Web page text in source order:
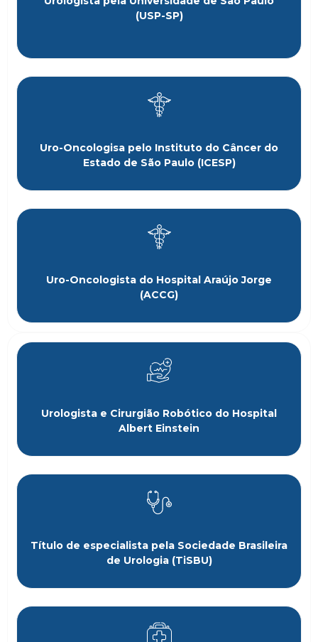
(USP-SP)
Uro-Oncologisa pelo Instituto do Câncer do
Estado de São Paulo (ICESP)
Uro-Oncologista do Hospital Araújo Jorge
(ACCG)
Urologista e Cirurgião Robótico do Hospital
Albert Einstein
Título de especialista pela Sociedade Brasileira
de Urologia (TiSBU)